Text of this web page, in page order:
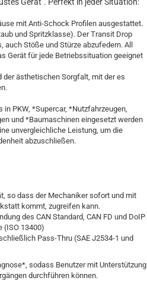
mit Anti-Schock Profilen ausgestattet.
und Spritzklasse). Der Transit Drop
Stöße und Stürze abzufedern. All
Gerät für jede Betriebssituation geeignet
der ästhetischen Sorgfalt, mit der es
PKW, *Supercar, *Nutzfahrzeugen,
und *Baumaschinen eingesetzt werden
unvergleichliche Leistung, um die
abzuschließen.
so dass der Mechaniker sofort und mit
kommt, zugreifen kann.
des CAN Standard, CAN FD und DoIP
(ISO 13400)
Pass-Thru (SAE J2534-1 und
sodass Benutzer mit Unterstützung
durchführen können.